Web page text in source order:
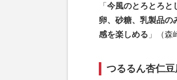
「 今風のとろとろと
卵、砂糖、乳製品の
感を楽しめる 」（森
つるるん杏仁